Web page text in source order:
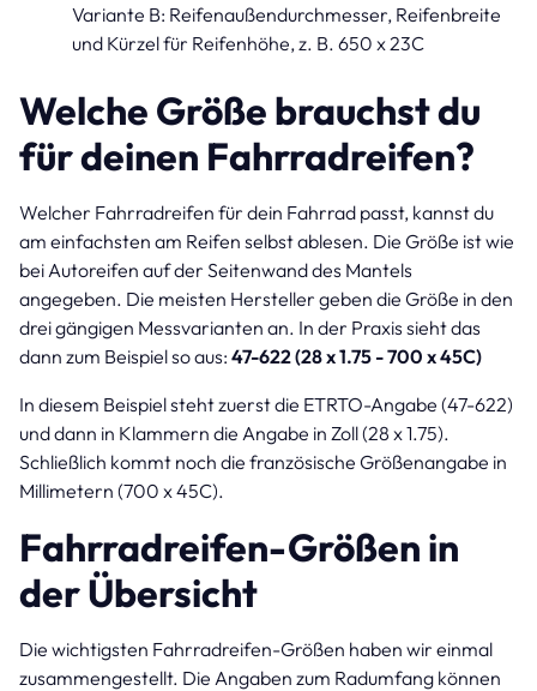
Variante B: Reifenaußendurchmesser, Reifenbreite
und Kürzel für Reifenhöhe, z. B. 650 x 23C
Welche Größe brauchst du
für deinen Fahrradreifen?
Welcher Fahrradreifen für dein Fahrrad passt, kannst du
am einfachsten am Reifen selbst ablesen. Die Größe ist wie
bei Autoreifen auf der Seitenwand des Mantels
angegeben. Die meisten Hersteller geben die Größe in den
drei gängigen Messvarianten an. In der Praxis sieht das
dann zum Beispiel so aus: 47-622 (28 x 1.75 - 700 x 45C)
In diesem Beispiel steht zuerst die ETRTO-Angabe (47-622)
und dann in Klammern die Angabe in Zoll (28 x 1.75).
Schließlich kommt noch die französische Größenangabe in
Millimetern (700 x 45C).
Fahrradreifen-Größen in
der Übersicht
Die wichtigsten Fahrradreifen-Größen haben wir einmal
zusammengestellt. Die Angaben zum Radumfang können